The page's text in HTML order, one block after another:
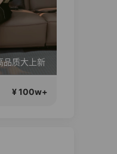
李宁儿童门店爆款赤兔8pro终于有货了，全网销冠刷新历史底价
¥ 100w+